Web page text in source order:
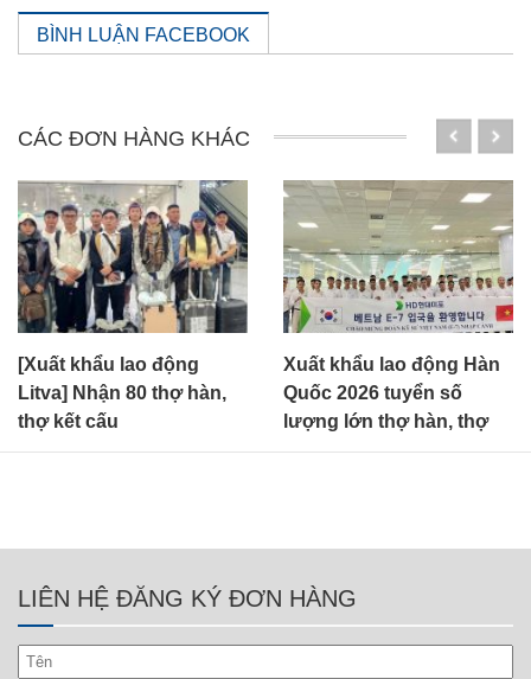
BÌNH LUẬN FACEBOOK
CÁC ĐƠN HÀNG KHÁC
Xuất khẩu lao động Hàn
Quốc 2026 tuyển số
lượng lớn thợ hàn, thợ
sơn E7-3
[Xuất khẩu lao động
Bulgari] Cần 50 thợ xây
dựng tổng hợp
LIÊN HỆ ĐĂNG KÝ ĐƠN HÀNG